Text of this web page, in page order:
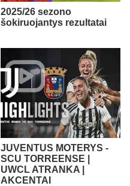
2025/26 sezono
šokiruojantys rezultatai
JUVENTUS MOTERYS -
SCU TORREENSE |
UWCL ATRANKA |
AKCENTAI